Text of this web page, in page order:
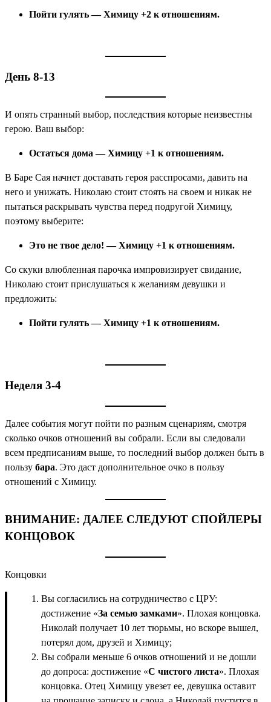
Пойти гулять — Химицу +2 к отношениям.
День 8-13
И опять странный выбор, последствия которые неизвестны
герою. Ваш выбор:
Остаться дома — Химицу +1 к отношениям.
В Баре Сая начнет доставать героя расспросами, давить на
него и унижать. Николаю стоит стоять на своем и никак не
пытаться раскрывать чувства перед подругой Химицу,
поэтому выберите:
Это не твое дело! — Химицу +1 к отношениям.
Со скуки влюбленная парочка импровизирует свидание,
Николаю стоит прислушаться к желаниям девушки и
предложить:
Пойти гулять — Химицу +1 к отношениям.
Неделя 3-4
Далее события могут пойти по разным сценариям, смотря
сколько очков отношений вы собрали. Если вы следовали
всем предписаниям выше, то последний выбор должен быть в
пользу бара. Это даст дополнительное очко в пользу
отношений с Химицу.
ВНИМАНИЕ: ДАЛЕЕ СЛЕДУЮТ СПОЙЛЕРЫ
КОНЦОВОК
Концовки
Вы согласились на сотрудничество с ЦРУ:
достижение «За семью замками». Плохая концовка.
Николай получает 10 лет тюрьмы, но вскоре вышел,
потерял дом, друзей и Химицу;
Вы собрали меньше 6 очков отношений и не дошли
до допроса: достижение «С чистого листа». Плохая
концовка. Отец Химицу увезет ее, девушка оставит